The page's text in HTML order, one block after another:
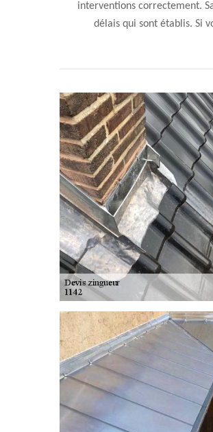
interventions correctement.
délais qui sont établis. Si